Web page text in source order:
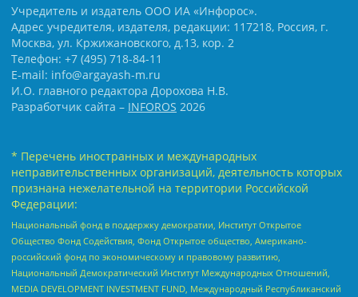
Учредитель и издатель ООО ИА «Инфорос».
Адрес учредителя, издателя, редакции: 117218, Россия, г.
Москва, ул. Кржижановского, д.13, кор. 2
Телефон: +7 (495) 718-84-11
E-mail: info@argayash-m.ru
И.О. главного редактора Дорохова Н.В.
Разработчик сайта – INFOROS 2026
* Перечень иностранных и международных
неправительственных организаций, деятельность которых
признана нежелательной на территории Российской
Федерации:
Национальный фонд в поддержку демократии, Институт Открытое
Общество Фонд Содействия, Фонд Открытое общество, Американо-
российский фонд по экономическому и правовому развитию,
Национальный Демократический Институт Международных Отношений,
MEDIA DEVELOPMENT INVESTMENT FUND, Международный Республиканский